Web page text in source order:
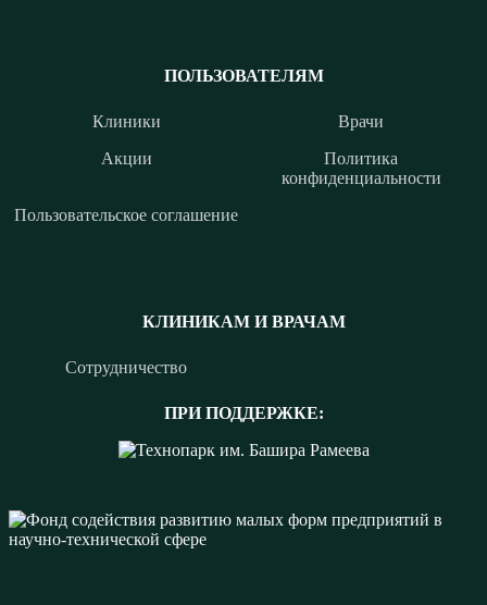
КЛИНИКАМ И ВРАЧАМ
Сотрудничество
ПРИ ПОДДЕРЖКЕ:
ПОЛЬЗОВАТЕЛЯМ
Клиники
Врачи
Акции
Политика
конфиденциальности
Пользовательское соглашение